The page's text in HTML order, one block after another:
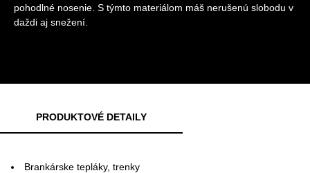
pohodlné nosenie. S týmto materiálom máš nerušenú slobodu v
daždi aj snežení.
PRODUKTOVÉ DETAILY
Brankárske tepláky, trenky